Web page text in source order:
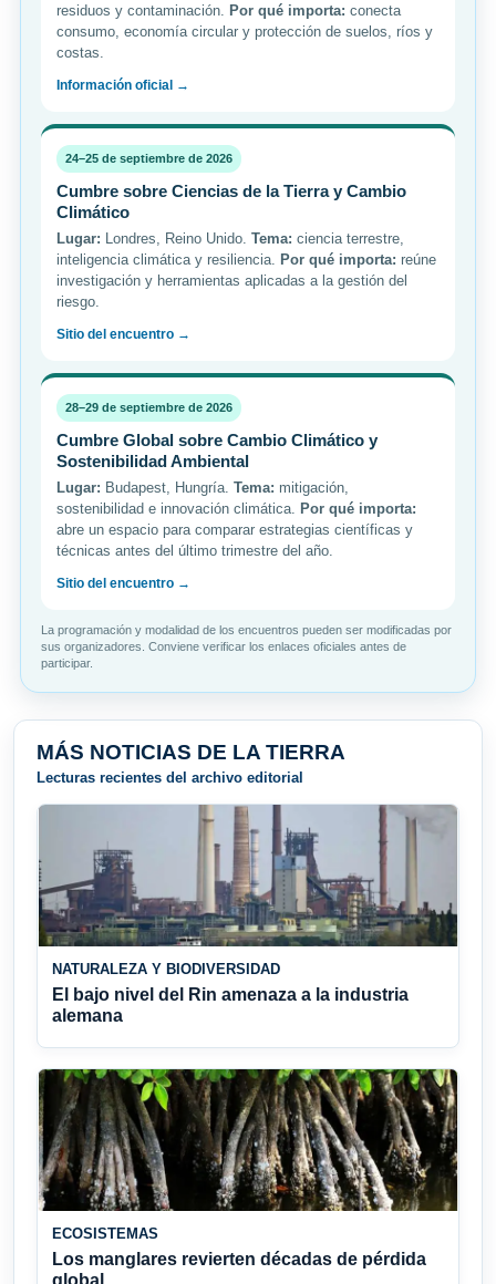
residuos y contaminación.
Por qué importa: conecta
consumo, economía circular y protección de suelos, ríos y
costas.
Información oficial →
24–25 de septiembre de 2026
Cumbre sobre Ciencias de la Tierra y Cambio
Climático
Lugar: Londres, Reino Unido. Tema: ciencia terrestre,
inteligencia climática y resiliencia.
Por qué importa: reúne
investigación y herramientas aplicadas a la gestión del
riesgo.
Sitio del encuentro →
28–29 de septiembre de 2026
Cumbre Global sobre Cambio Climático y
Sostenibilidad Ambiental
Lugar: Budapest, Hungría. Tema: mitigación,
sostenibilidad e innovación climática.
Por qué importa:
abre un espacio para comparar estrategias científicas y
técnicas antes del último trimestre del año.
Sitio del encuentro →
La programación y modalidad de los encuentros pueden ser modificadas por
sus organizadores. Conviene verificar los enlaces oficiales antes de
participar.
MÁS NOTICIAS DE LA TIERRA
Lecturas recientes del archivo editorial
NATURALEZA Y BIODIVERSIDAD
El bajo nivel del Rin amenaza a la industria
alemana
ECOSISTEMAS
Los manglares revierten décadas de pérdida
global